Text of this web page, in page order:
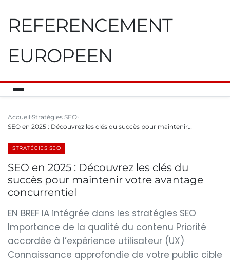
REFERENCEMENT
EUROPEEN
Accueil Stratégies SEO
SEO en 2025 : Découvrez les clés du succès pour maintenir…
STRATÉGIES SEO
SEO en 2025 : Découvrez les clés du
succès pour maintenir votre avantage
concurrentiel
EN BREF IA intégrée dans les stratégies SEO
Importance de la qualité du contenu Priorité
accordée à l’expérience utilisateur (UX)
Connaissance approfondie de votre public cible